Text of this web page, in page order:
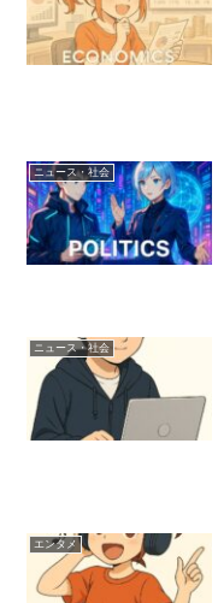
ニュース・社会
ニュース・社会
エンタメ